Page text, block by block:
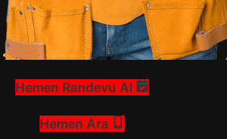
Hemen Randevu Al
Hemen Ara
Mekanik Müdahale
çamaşır makinesinde, filtre
alt panelde kırmızı veya sarı
bulunur. Bu kabloyu aşağı
olarak açılır. Kablo yoksa,
kartı yardımıyla kapı kilidi